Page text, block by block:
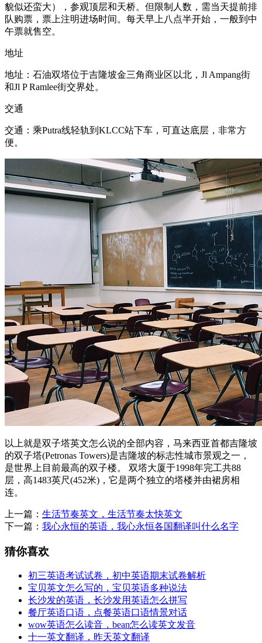
貌似还蛮大），参观顶层和天桥。但限制人数，需当天提前排
队购票，票上注明进场时间。每天早上八点半开始，一般到中
午票就售空。
地址
地址：石油双塔位于吉隆坡金三角商业区以北，Jl Ampang街
和Jl P Ramlee街交界处。
交通
交通：乘Putra线轻轨到KLCC站下车，可直达底层，非常方
便。
以上就是双子塔英文怎么说的全部内容，马来西亚首都吉隆坡
的双子塔(Petronas Towers)是吉隆坡的标志性城市景观之一，
是世界上目前最高的双子楼。 双塔大厦于1998年完工共88
层，高1483英尺(452米)，它是两个独立的塔楼并由裙房相
连。
上一篇： 生活节奏英文，生活节奏太快英文
下一篇： 我心永恒的英语，我心永恒各国翻译叫什么名字
猜你喜欢
初三英语考试试卷，初中英语期末试卷解析
宝贝英文怎么写的，宝贝英语多种说法
长沙发的英语，长沙发用英语怎么拼写
餐厅英语口语，点餐英语口语情景对话
wow英语怎么读音，bean怎么读英文发音
十一英文翻译，昨天英文翻译